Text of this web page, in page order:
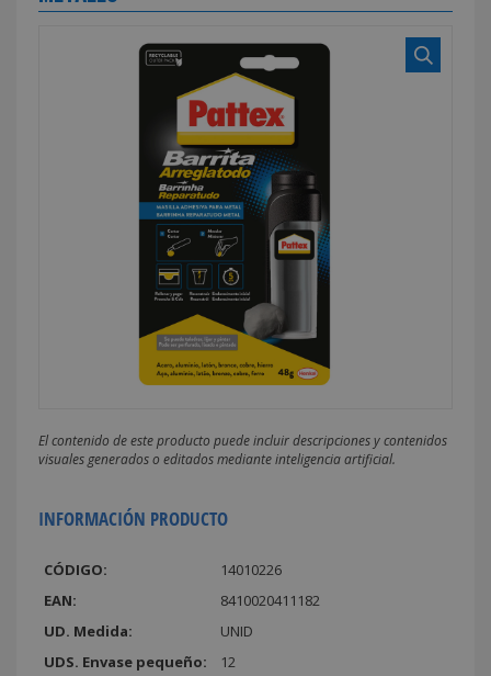
El contenido de este producto puede incluir descripciones y contenidos
visuales generados o editados mediante inteligencia artificial.
INFORMACIÓN PRODUCTO
CÓDIGO:
14010226
EAN:
8410020411182
UD. Medida:
UNID
UDS. Envase pequeño:
12